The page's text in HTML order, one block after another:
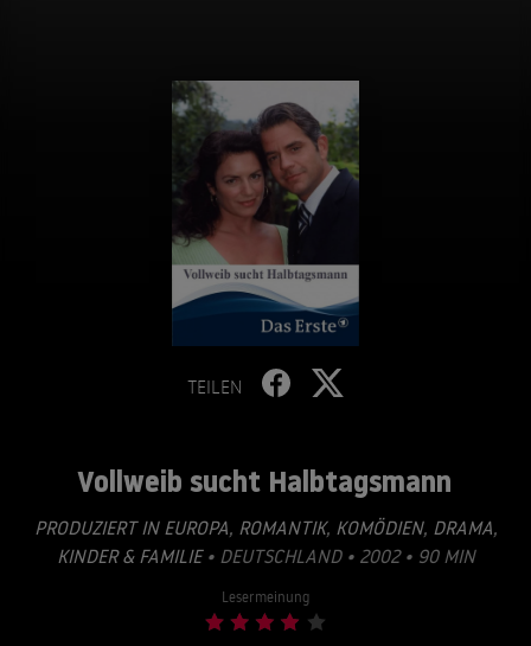
TEILEN
Vollweib sucht Halbtagsmann
PRODUZIERT IN EUROPA, ROMANTIK, KOMÖDIEN, DRAMA,
KINDER & FAMILIE• DEUTSCHLAND • 2002 • 90 MIN
Lesermeinung